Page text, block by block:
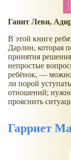
Ганит Леви,
В этой книге
Дарлин, которая
принятия
непростые
ребёнок, — можно
ли порой
отношений;
прояснить
Гарриет